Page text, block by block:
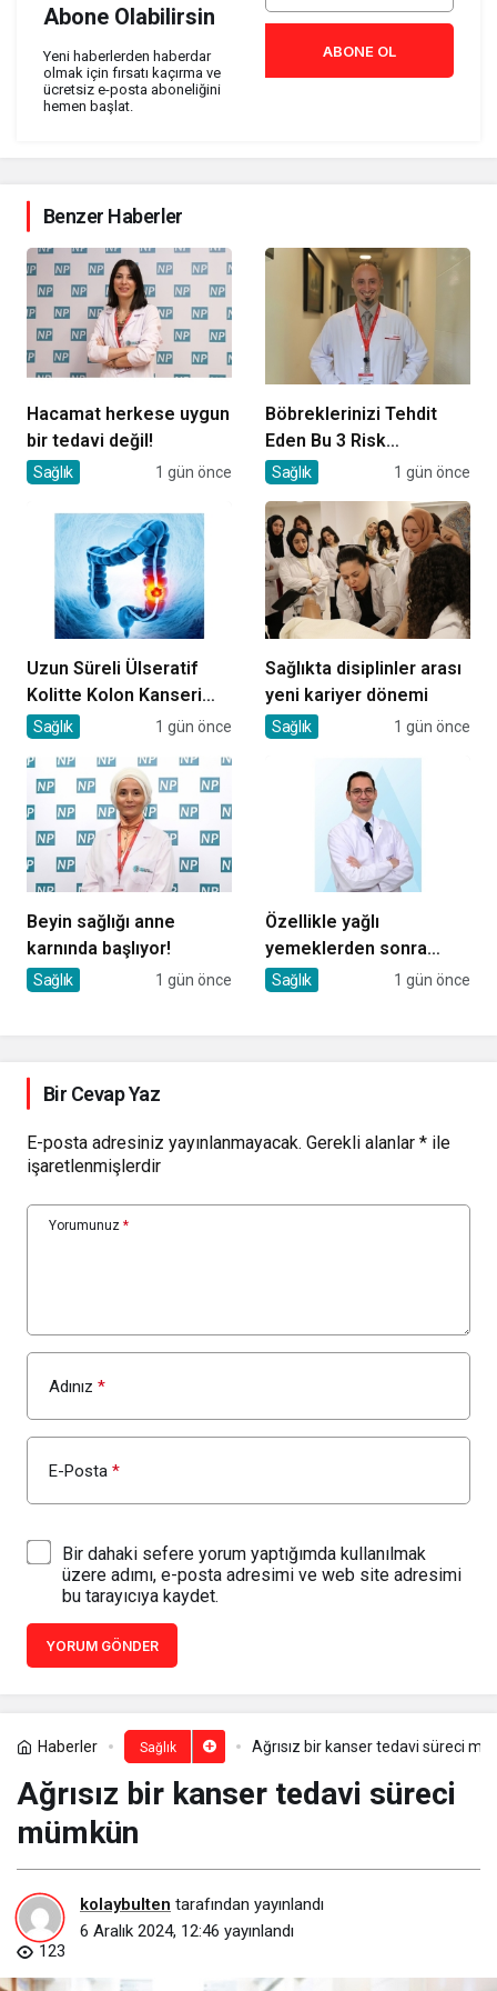
Abone Olabilirsin
Yeni haberlerden haberdar
olmak için fırsatı kaçırma ve
ücretsiz e-posta aboneliğini
hemen başlat.
ABONE OL
Benzer Haberler
Hacamat herkese uygun
bir tedavi değil!
Sağlık 1 gün önce
Böbreklerinizi Tehdit
Eden Bu 3 Risk
Faktörüne Dikkat!
Sağlık 1 gün önce
Uzun Süreli Ülseratif
Kolitte Kolon Kanseri
Riski Artıyor mu?
Sağlık 1 gün önce
Sağlıkta disiplinler arası
yeni kariyer dönemi
Sağlık 1 gün önce
Beyin sağlığı anne
karnında başlıyor!
Sağlık 1 gün önce
Özellikle yağlı
yemeklerden sonra
başlıyorsa, gecikmeyin
Sağlık 1 gün önce
Bir Cevap Yaz
E-posta adresiniz yayınlanmayacak. Gerekli alanlar * ile
işaretlenmişlerdir
Yorumunuz *
Adınız *
E-Posta *
Bir dahaki sefere yorum yaptığımda kullanılmak
üzere adımı, e-posta adresimi ve web site adresimi
bu tarayıcıya kaydet.
YORUM GÖNDER
Haberler Sağlık Ağrısız bir kanser tedavi süreci
Ağrısız bir kanser tedavi süreci
mümkün
kolaybulten tarafından yayınlandı
6 Aralık 2024, 12:46 yayınlandı
123